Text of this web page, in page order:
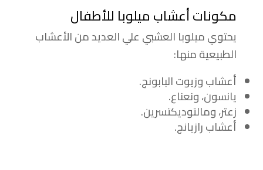
مكونات أعشاب ميلوبا للأطفال
يحتوي ميلوبا العشبي علي العديد من الأعشاب
الطبيعية منها:
أعشاب وزيوت البابونج.
يانسون، ونعناع.
زعتر، ومالتوديكتسرين.
أعشاب رازيانج.